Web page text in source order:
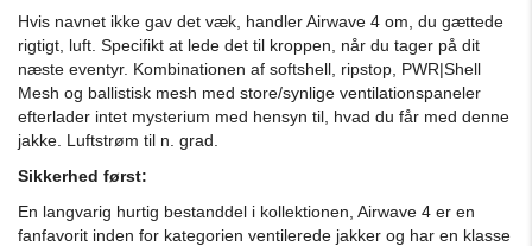
Hvis navnet ikke gav det væk, handler Airwave 4 om, du gættede
rigtigt, luft. Specifikt at lede det til kroppen, når du tager på dit
næste eventyr. Kombinationen af ​​softshell, ripstop, PWR|Shell
Mesh og ballistisk mesh med store/synlige ventilationspaneler
efterlader intet mysterium med hensyn til, hvad du får med denne
jakke. Luftstrøm til n. grad.
Sikkerhed først:
En langvarig hurtig bestanddel i kollektionen, Airwave 4 er en
fanfavorit inden for kategorien ventilerede jakker og har en klasse